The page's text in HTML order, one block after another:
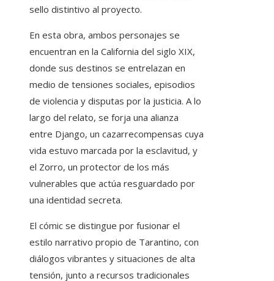
sello distintivo al proyecto.
En esta obra, ambos personajes se
encuentran en la California del siglo XIX,
donde sus destinos se entrelazan en
medio de tensiones sociales, episodios
de violencia y disputas por la justicia. A lo
largo del relato, se forja una alianza
entre Django, un cazarrecompensas cuya
vida estuvo marcada por la esclavitud, y
el Zorro, un protector de los más
vulnerables que actúa resguardado por
una identidad secreta.
El cómic se distingue por fusionar el
estilo narrativo propio de Tarantino, con
diálogos vibrantes y situaciones de alta
tensión, junto a recursos tradicionales